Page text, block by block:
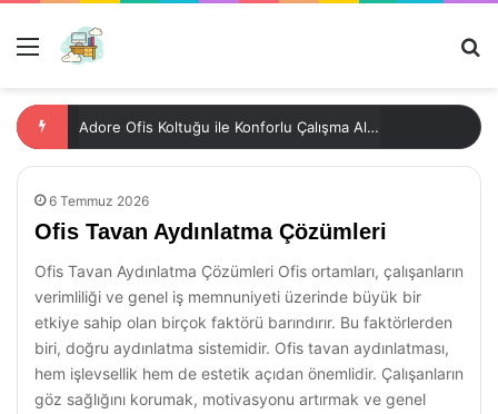
Menü
Adore Ofis Koltuğu ile Konforlu Çalışma Alanları
6 Temmuz 2026
Ofis Tavan Aydınlatma Çözümleri
Ofis Tavan Aydınlatma Çözümleri Ofis ortamları, çalışanların
verimliliği ve genel iş memnuniyeti üzerinde büyük bir
etkiye sahip olan birçok faktörü barındırır. Bu faktörlerden
biri, doğru aydınlatma sistemidir. Ofis tavan aydınlatması,
hem işlevsellik hem de estetik açıdan önemlidir. Çalışanların
göz sağlığını korumak, motivasyonu artırmak ve genel